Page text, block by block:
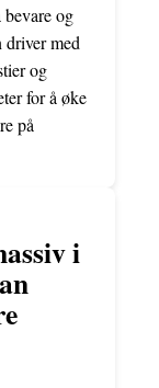
og
driver med
og
for å øke
på
i